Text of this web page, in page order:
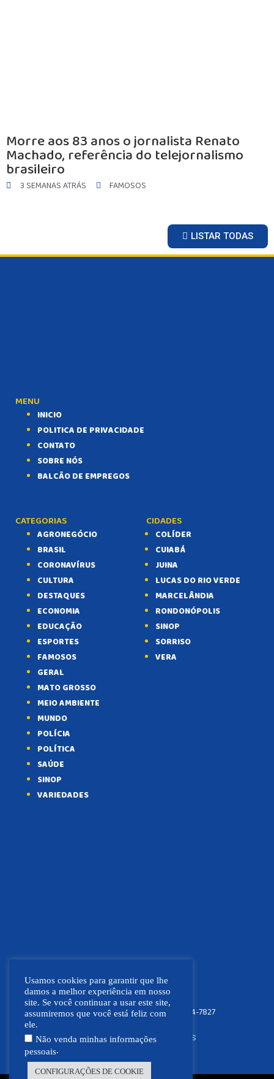
Morre aos 83 anos o jornalista Renato
Machado, referência do telejornalismo
brasileiro
3 SEMANAS ATRÁS FAMOSOS
LISTAR TODAS
MENU
INICIO
POLITICA DE PRIVACIDADE
CONTATO
SOBRE NÓS
BALCÃO DE EMPREGOS
CATEGORIAS
AGRONEGÓCIO
BRASIL
CORONAVÍRUS
CULTURA
DESTAQUES
ECONOMIA
EDUCAÇÃO
ESPORTES
FAMOSOS
GERAL
MATO GROSSO
MEIO AMBIENTE
MUNDO
POLÍCIA
POLÍTICA
SAÚDE
SINOP
VARIEDADES
CIDADES
COLÍDER
CUIABÁ
JUINA
LUCAS DO RIO VERDE
MARCELÂNDIA
RONDONÓPOLIS
SINOP
SORRISO
VERA
FOCO NEWS MT (66) 9.9664-7827
SIGA NOSSAS REDES SOCIAIS
Usamos cookies para garantir que lhe
damos a melhor experiência em nosso
site. Se você continuar a usar este site,
assumiremos que você está feliz com
ele.
Não venda minhas informações
pessoais.
CONFIGURAÇÕES DE COOKIE